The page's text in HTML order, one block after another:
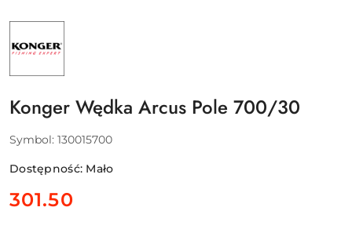
NAZWA
KONGER
BOGDAN
Konger Wędka Arcus Pole 700/30
Symbol: 130015700
Dostępność: Mało
cena:
301.50